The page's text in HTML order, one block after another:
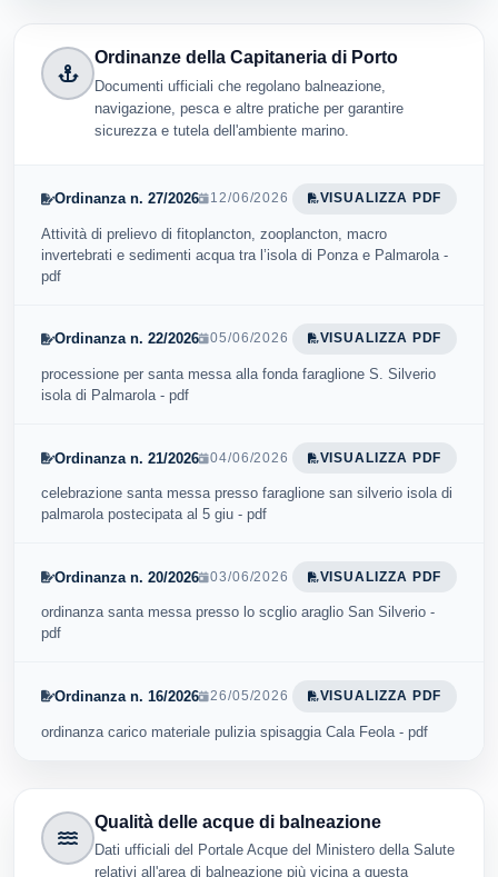
Ordinanze della Capitaneria di Porto
Documenti ufficiali che regolano balneazione,
navigazione, pesca e altre pratiche per garantire
sicurezza e tutela dell'ambiente marino.
Ordinanza n. 27/2026 12/06/2026 VISUALIZZA PDF
Attività di prelievo di fitoplancton, zooplancton, macro
invertebrati e sedimenti acqua tra l’isola di Ponza e Palmarola -
pdf
Ordinanza n. 22/2026 05/06/2026 VISUALIZZA PDF
processione per santa messa alla fonda faraglione S. Silverio
isola di Palmarola - pdf
Ordinanza n. 21/2026 04/06/2026 VISUALIZZA PDF
celebrazione santa messa presso faraglione san silverio isola di
palmarola postecipata al 5 giu - pdf
Ordinanza n. 20/2026 03/06/2026 VISUALIZZA PDF
ordinanza santa messa presso lo scglio araglio San Silverio -
pdf
Ordinanza n. 16/2026 26/05/2026 VISUALIZZA PDF
ordinanza carico materiale pulizia spisaggia Cala Feola - pdf
Qualità delle acque di balneazione
Dati ufficiali del Portale Acque del Ministero della Salute
relativi all'area di balneazione più vicina a questa